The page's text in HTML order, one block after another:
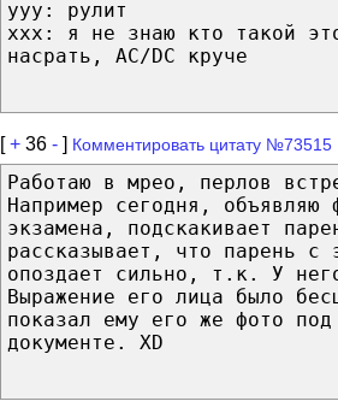
yyy: рулит
xxx: я не знаю кто такой
насрать, AC/DC круче
[+ 36 - ] Комментировать цитату №73515
Работаю в мрео, перлов
Например сегодня, объявляю
экзамена, подскакивает
рассказывает, что парень с
опоздает сильно, т.к. У
Выражение его лица было
показал ему его же фото под
документе. XD